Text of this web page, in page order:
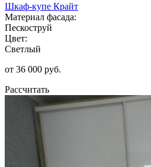
Шкаф-купе Крайт
Материал фасада:
Пескоструй
Цвет:
Светлый
от 36 000 руб.
Рассчитать